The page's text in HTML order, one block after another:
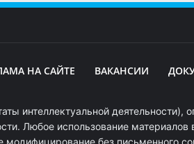
НА САЙТЕ ВАКАНСИИ
интеллектуальной деятельности),
Любое использование
модифицирование без письменного